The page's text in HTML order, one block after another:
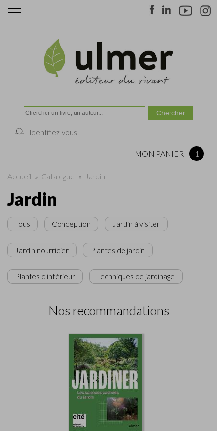
Identifiez-vous
MON PANIER 1
Accueil » Catalogue » Jardin
Jardin
Tous Conception Jardin à visiter
Jardin nourricier Plantes de jardin
Plantes d'intérieur Techniques de jardinage
Nos recommandations